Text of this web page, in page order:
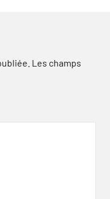
Les champs